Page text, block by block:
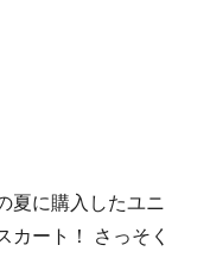
夏に購入したユニ
カート！ さっそく